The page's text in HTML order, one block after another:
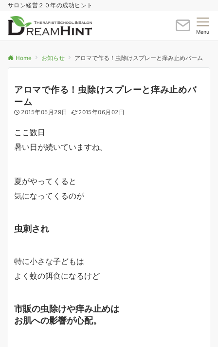
サロン経営２０年の成功ヒント
Menu
Home お知らせ アロマで作る！虫除けスプレーと痒み止めバーム
アロマで作る！虫除けスプレーと痒み止めバ
ーム
2015年05月29日 2015年06月02日
ここ数日
暑い日が続いていますね。
夏がやってくると
気になってくるのが
虫刺され
特に小さな子どもは
よく蚊の餌食になるけど
市販の虫除けや痒み止めは
お肌への影響が心配。